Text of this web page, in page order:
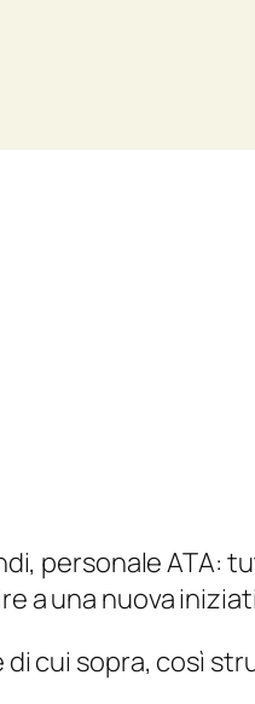
personale ATA:
a una nuova
cui sopra, così